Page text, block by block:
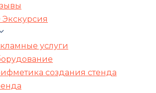
Экскурсия
услуги
создания стенда